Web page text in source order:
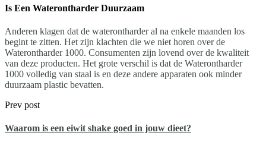
Is Een Waterontharder Duurzaam
Anderen klagen dat de waterontharder al na enkele maanden los
begint te zitten. Het zijn klachten die we niet horen over de
Waterontharder 1000. Consumenten zijn lovend over de kwaliteit
van deze producten. Het grote verschil is dat de Waterontharder
1000 volledig van staal is en deze andere apparaten ook minder
duurzaam plastic bevatten.
Prev post
Waarom is een eiwit shake goed in jouw dieet?